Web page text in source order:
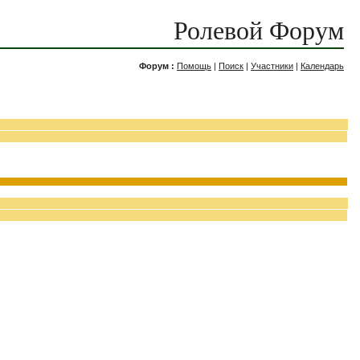
Ролевой Форум
Форум : Помощь | Поиск | Участники | Календарь